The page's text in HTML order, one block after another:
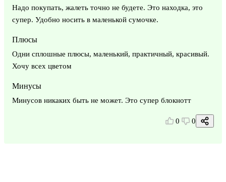
Надо покупать, жалеть точно не будете. Это находка, это
супер. Удобно носить в маленькой сумочке.
Плюсы
Одни сплошные плюсы, маленький, практичный, красивый.
Хочу всех цветом
Минусы
Минусов никаких быть не может. Это супер блокнотт
0 0